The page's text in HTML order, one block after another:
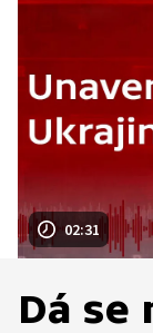
02:31
Dá se